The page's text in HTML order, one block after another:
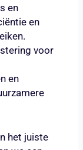
en
en
voor
en
het juiste